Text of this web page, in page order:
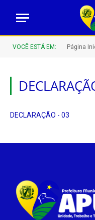
VOCÊ ESTÁ EM: Página
DECLARAÇÃO - 03